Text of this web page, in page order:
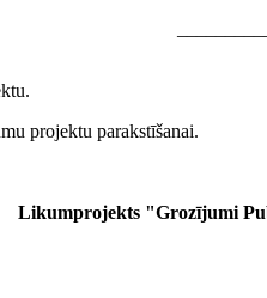
projektu parakstīšanai.
Likumprojekts "Grozījumi